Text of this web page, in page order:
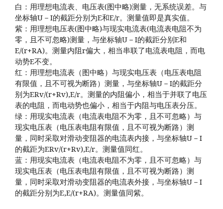
白：用理想电流表、电压表(图中略)测量，无系统误差。与
坐标轴U－I的截距分别为E和E/r。测量值即是真实值。
紫：用理想电压表(图中略)与现实电流表(电流表电阻不为
零，且不可忽略)测量，与坐标轴U－I的截距分别E和
E/(r+RA)。测量内阻r偏大，相当串联了电流表电阻，而电
动势E不变。
红：用理想电流表（图中略）与现实电压表（电压表电阻
有限值，且不可视为断路）测量，与坐标轴U－I的截距分
别为ERv/(r+Rv),E/r。测量的内阻偏小，相当于并联了电压
表的电阻，而电动势也偏小，相当于内阻与电压表分压。
绿：用现实电流表（电流表电阻不为零，且不可忽略）与
现实电压表（电压表电阻有限值，且不可视为断路）测
量，同时采取对滑动变阻器的电流表内接，与坐标轴U－I
的截距为ERv/(r+Rv),E/r。测量值同红。
蓝：用现实电流表（电流表电阻不为零，且不可忽略）与
现实电压表（电压表电阻有限值，且不可视为断路）测
量，同时采取对滑动变阻器的电流表外接，与坐标轴U－I
的截距分别为E,E/(r+RA)。测量值同紫。